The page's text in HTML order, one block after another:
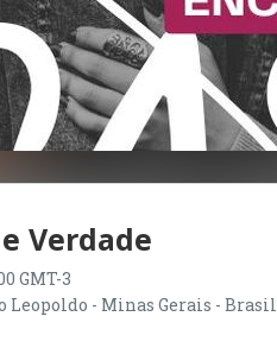
Verdade
GMT-3
Leopoldo - Minas Gerais - Brasil